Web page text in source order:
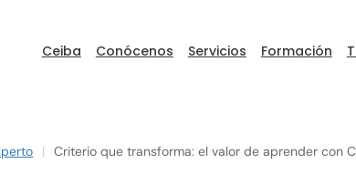
Ceiba Conócenos Servicios Formación
| Criterio que transforma: el valor de aprender con